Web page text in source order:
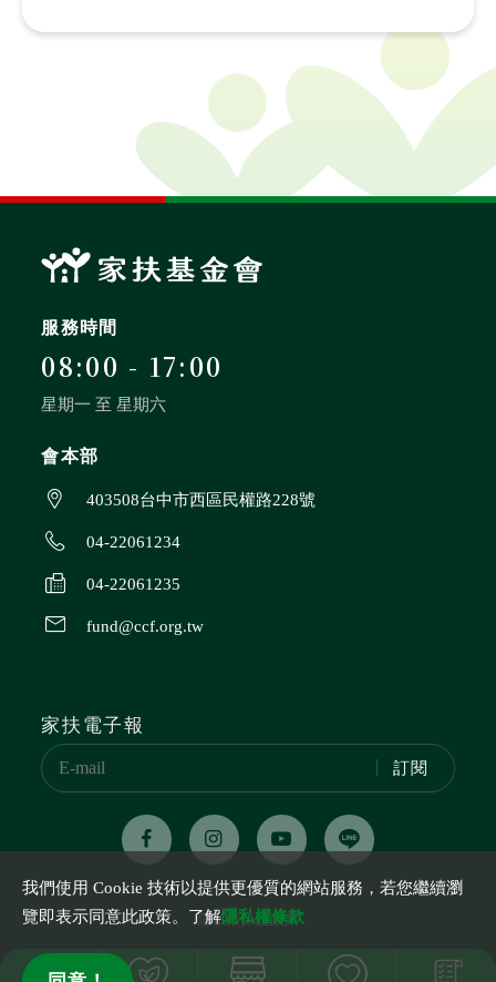
服務時間
08:00 - 17:00
星期一 至 星期六
會本部
403508台中市西區民權路228號
04-22061234
04-22061235
fund@ccf.org.tw
家扶電子報
訂閱
隱私權保護政策
立案字號 台（84）內社字號第8475595號
我們使用 Cookie 技術以提供更優質的網站服務，若您繼續瀏
覽即表示同意此政策。了解隱私權條款